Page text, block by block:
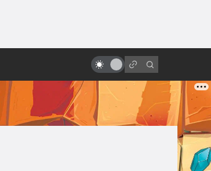
открылась дверь в Средиземье